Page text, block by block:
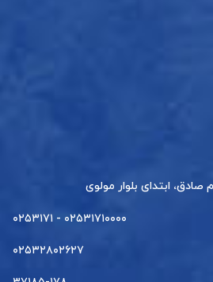
صادق، ابتدای بلوار مولوی
۰۲۵۳۱۷۱۰۰۰۰ - ۰۲۵۳۱۷۱
۰۲۵۳۲۸۰۲۶۲۷